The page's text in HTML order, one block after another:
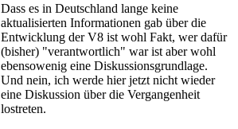
Dass es in Deutschland lange keine
aktualisierten Informationen gab über die
Entwicklung der V8 ist wohl Fakt, wer dafür
(bisher) "verantwortlich" war ist aber wohl
ebensowenig eine Diskussionsgrundlage.
Und nein, ich werde hier jetzt nicht wieder
eine Diskussion über die Vergangenheit
lostreten.